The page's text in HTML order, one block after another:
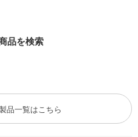
品を検索
品一覧はこちら